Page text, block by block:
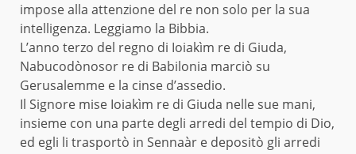
impose alla attenzione del re non solo per la sua
intelligenza. Leggiamo la Bibbia.
L’anno terzo del regno di Ioiakìm re di Giuda,
Nabucodònosor re di Babilonia marciò su
Gerusalemme e la cinse d’assedio.
Il Signore mise Ioiakìm re di Giuda nelle sue mani,
insieme con una parte degli arredi del tempio di Dio,
ed egli li trasportò in Sennaàr e depositò gli arredi